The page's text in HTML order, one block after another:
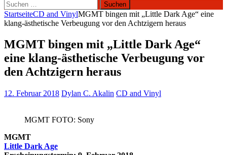
Suchen
nach:
StartseiteCD and VinylMGMT bingen mit „Little Dark Age“ eine
klang-ästhetische Verbeugung vor den Achtzigern heraus
MGMT bingen mit „Little Dark Age“
eine klang-ästhetische Verbeugung vor
den Achtzigern heraus
12. Februar 2018 Dylan C. Akalin CD and Vinyl
MGMT FOTO: Sony
MGMT
Little Dark Age